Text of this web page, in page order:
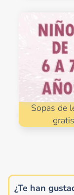
Sopas de
¿Te han